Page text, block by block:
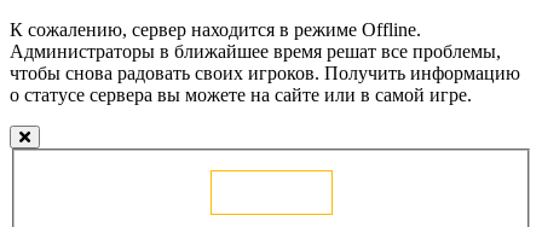
К сожалению, сервер находится в режиме Offline.
Администраторы в ближайшее время решат все проблемы,
чтобы снова радовать своих игроков. Получить информацию
о статусе сервера вы можете на сайте или в самой игре.